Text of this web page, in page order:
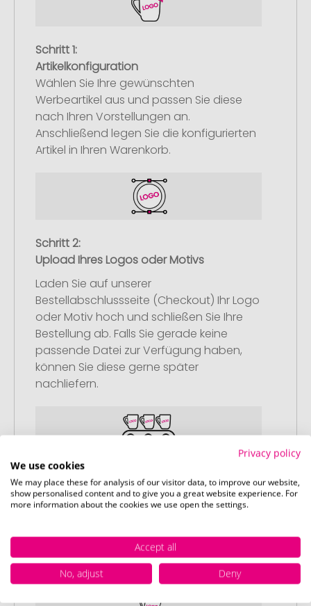
Schritt 1:
Artikelkonfiguration
Wählen Sie Ihre gewünschten
Werbeartikel aus und passen Sie diese
nach Ihren Vorstellungen an.
Anschließend legen Sie die konfigurierten
Artikel in Ihren Warenkorb.
Schritt 2:
Upload Ihres Logos oder Motivs
Laden Sie auf unserer
Bestellabschlussseite (Checkout) Ihr Logo
oder Motiv hoch und schließen Sie Ihre
Bestellung ab. Falls Sie gerade keine
passende Datei zur Verfügung haben,
können Sie diese gerne später
nachliefern.
Schritt 3:
Artikelvorschau und Freigabe
Druckvorschau mit Ihrem Design. Sobald
Sie diese freigeben, starten wir
umgehend mit der Produktion.
Privacy policy
We use cookies
We may place these for analysis of our visitor data, to improve our website,
show personalised content and to give you a great website experience. For
more information about the cookies we use open the settings.
Accept all
No, adjust
Deny